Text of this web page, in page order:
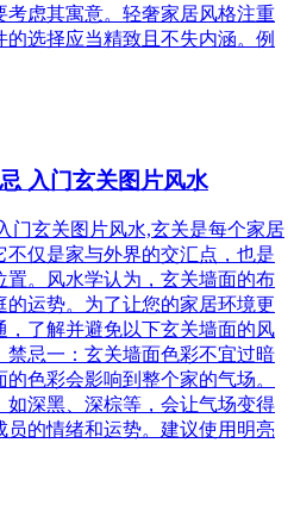
考虑其寓意。轻奢家居风格注重
选择应当精致且不失内涵。例
入门玄关图片风水
门玄关图片风水,玄关是每个家居
不仅是家与外界的交汇点，也是
置。风水学认为，玄关墙面的布
的运势。为了让您的家居环境更
，了解并避免以下玄关墙面的风
禁忌一：玄关墙面色彩不宜过暗
色彩会影响到整个家的气场。
如深黑、深棕等，会让气场变得
员的情绪和运势。建议使用明亮